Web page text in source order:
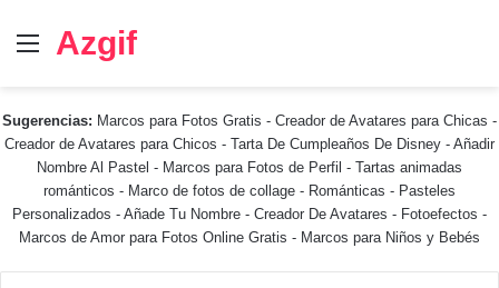
Menú
Azgif
Sugerencias: Marcos para Fotos Gratis - Creador de Avatares para Chicas -
Creador de Avatares para Chicos - Tarta De Cumpleaños De Disney - Añadir
Nombre Al Pastel - Marcos para Fotos de Perfil - Tartas animadas
románticos - Marco de fotos de collage - Románticas - Pasteles
Personalizados - Añade Tu Nombre - Creador De Avatares - Fotoefectos -
Marcos de Amor para Fotos Online Gratis - Marcos para Niños y Bebés